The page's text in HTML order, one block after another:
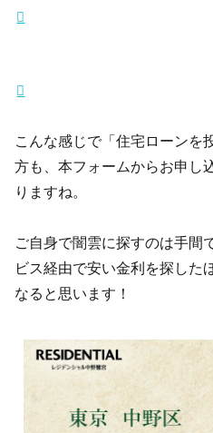
こんな感じで「住宅ローンを
方も、本フォームからお申し
りますね。
ご自身で闇雲に探すのは手間
ビス経由で安い金利を探した
なると思います！